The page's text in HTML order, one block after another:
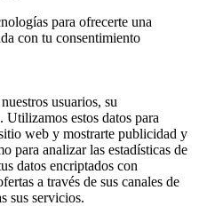
para ofrecerte una
con tu consentimiento
usuarios, su
estos datos para
web y mostrarte publicidad y
para analizar las estadísticas de
datos encriptados con
a través de sus canales de
sus servicios.